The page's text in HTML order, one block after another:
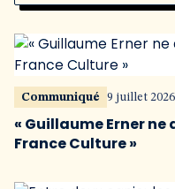
Communiqué 9 juillet 2026
« Guillaume Erner
France Culture »